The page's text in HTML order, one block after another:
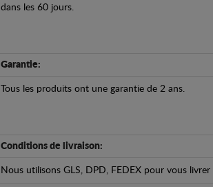
dans les 60 jours.
Garantie:
Tous les produits ont une garantie de 2 ans.
Conditions de livraison:
Nous utilisons GLS, DPD, FEDEX pour vous